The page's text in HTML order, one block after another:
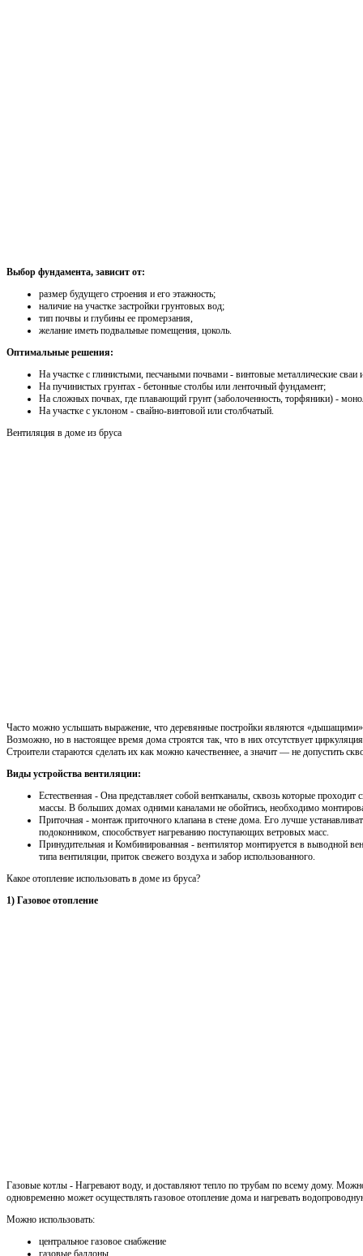
Выбор фундамента, зависит от:
размер будущего строения и его этажность;
наличие на участке застройки грунтовых вод;
тип почвы и глубины ее промерзания,
желание иметь подвальные помещения, цоколь.
Оптимальные решения:
На участке с глинистыми, песчаными почвами - винтовые металлические
На пучинистых грунтах - бетонные столбы или ленточный фундамент;
На сложных почвах, где плавающий грунт (заболоченность, торфяники) -
На участке с уклоном - свайно-винтовой или столбчатый.
Вентиляция в доме из бруса
Часто можно услышать выражение, что деревянные постройки являются
Возможно, но в настоящее время дома строятся так, что в них отсутствует
Строители стараются сделать их как можно качественнее, а значит — не допустить
Виды устройства вентиляции:
Естественная - Она представляет собой вентканалы, сквозь которые
массы. В больших домах одними каналами не обойтись, необходимо
Приточная - монтаж приточного клапана в стене дома. Его лучше
подоконником, способствует нагреванию поступающих ветровых масс.
Принудительная и Комбинированная - вентилятор монтируется в выводной
типа вентиляции, приток свежего воздуха и забор использованного.
Какое отопление использовать в доме из бруса?
1) Газовое отопление
Газовые котлы - Нагревают воду, и доставляют тепло по трубам по всему дому.
одновременно может осуществлять газовое отопление дома и нагревать
Можно использовать:
центральное газовое снабжение